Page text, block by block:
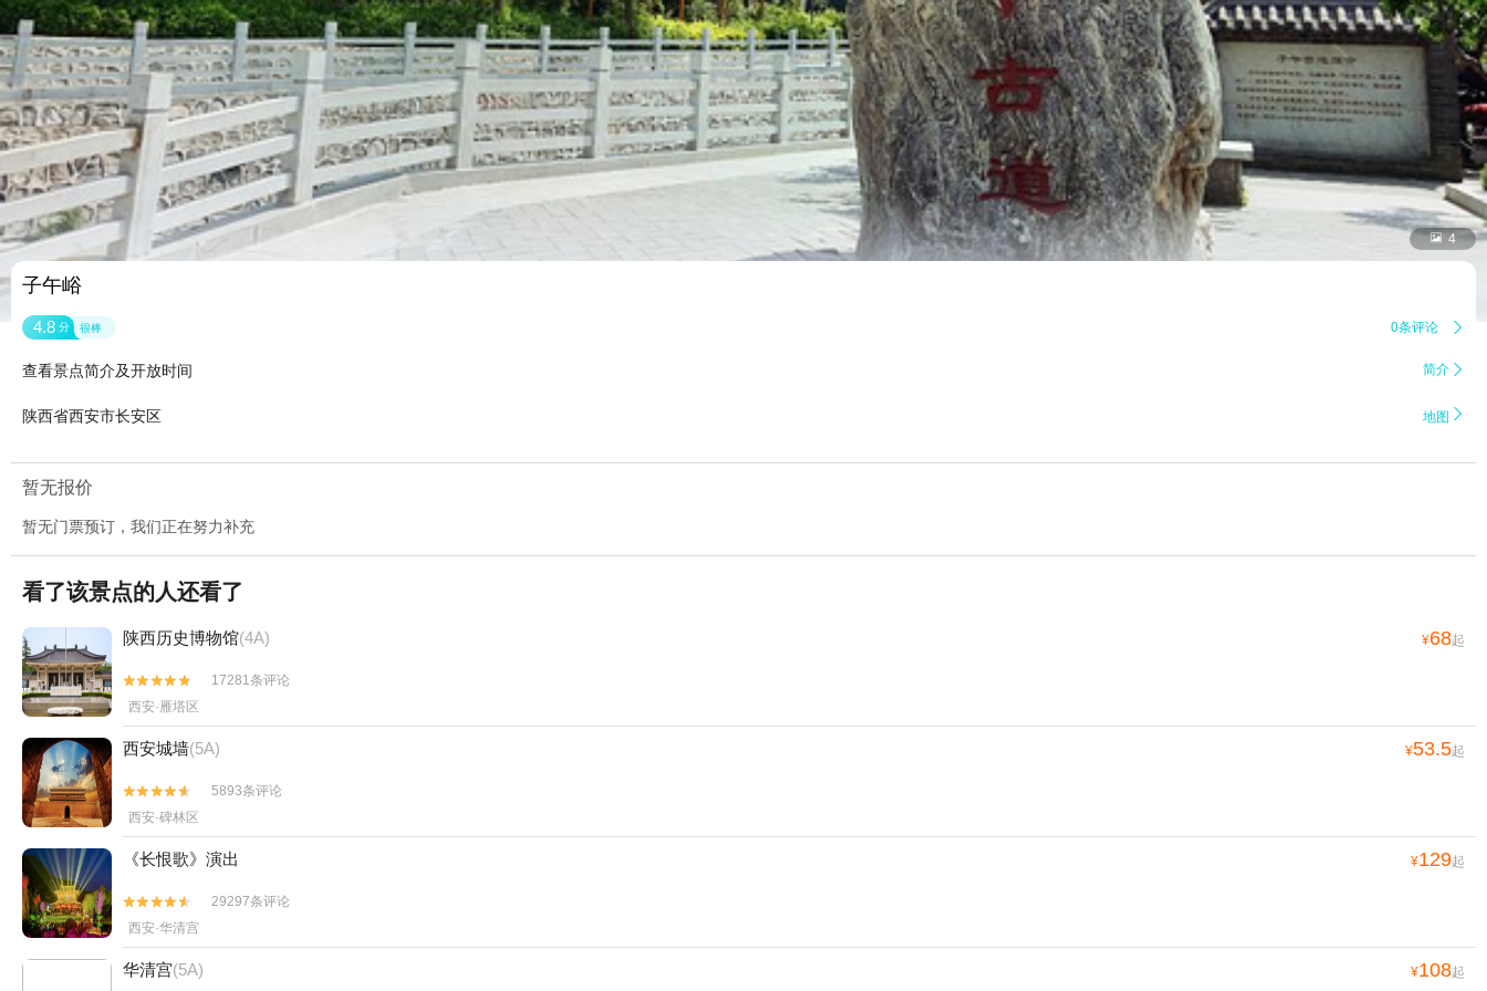
 4
子午峪
4.8 分 很棒 0条评论 
查看景点简介及开放时间 简介 
陕西省西安市长安区 地图 
暂无报价
暂无门票预订，我们正在努力补充
看了该景点的人还看了
陕西历史博物馆(4A) ¥68起


17281条评论
西安·雁塔区
西安城墙(5A) ¥53.5起


5893条评论
西安·碑林区
《长恨歌》演出 ¥129起


29297条评论
西安·华清宫
华清宫(5A) ¥108起